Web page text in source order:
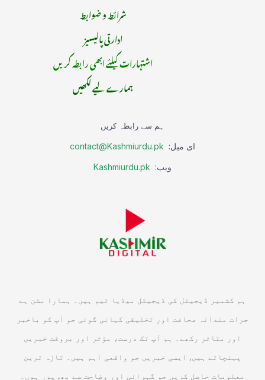
شرائط و ضوابط
ادارتی پالیسیز
اشتہارات کیلئے ابھی رابطہ کریں
ہمارے لیے لکھیں
ہم سے رابطہ کریں
ای میل: contact@Kashmiurdu.pk
ویب: Kashmiurdu.pk
ہم کشمیر ڈیجیٹل کی ڈیجیٹل میڈیا ٹیم ہیں۔ ہمارا مشن ہے
جرات مندانہ صحافت اور تخلیقی کہانی گوئی جو آپ کو باخبر
اور متاثر رکھے۔ ہم آپ تک درست، مؤثر اور بروقت خبریں
پہنچاتے ہیں, ایسی خبریں جو واقعی اہم ہیں۔ تازہ ترین
معلومات حاصل کریں جو گہرائی اور وضاحت سے بھرپور ہوں۔